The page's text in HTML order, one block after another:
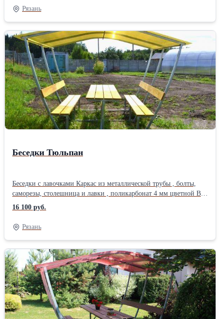
крепления поликарбоната. Каркас компактно связан и упакован
в стрейч - пленку. Размер, м (д × ш × в) 1,9 х 1,73 х 2,0.
Работаем без выходных и праздников. Звоните с 9 до 18 ч.
Доставка бесплатная по областиМатериал каркаса, ножек:
Металл Материал сиденья, спинки: Дерево (массив)
Рязань
Беседки Тюльпан
Беседки с лавочками Каркас из металлической трубы , болты,
саморезы, столешница и лавки , поликарбонат 4 мм цветной В
комплект изделий входит вся необходимая фурнитура (упакована
в картонную коробку). Просверлины все отверстия для
крепления поликарбоната. Каркас компактно связан и упакован
в стрейч - пленку. Размер, м (д × ш × в) 1,9 х 1,73 х 2,0.
Работаем без выходных и праздников. Звоните с 9 до 18 ч.
Доставка бесплатная по областиМатериал каркаса, ножек:
Металл Материал сиденья, спинки: Дерево (массив)
16 100 руб.
Рязань